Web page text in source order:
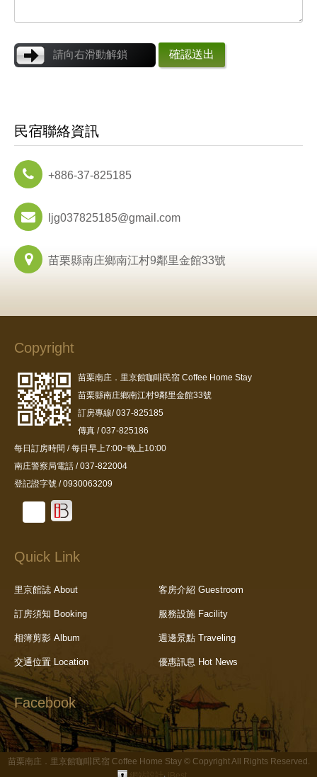
請向右滑動解鎖 確認送出
民宿聯絡資訊
+886-37-825185
ljg037825185@gmail.com
苗栗縣南庄鄉南江村9鄰里金館33號
Copyright
苗栗南庄．里京館咖啡民宿 Coffee Home Stay
苗栗縣南庄鄉南江村9鄰里金館33號
訂房專線/ 037-825185
傳真 / 037-825186
每日訂房時間 / 每日早上7:00~晚上10:00
南庄警察局電話 / 037-822004
登記證字號 / 0930063209
Quick Link
里京館誌 About 客房介紹 Guestroom
訂房須知 Booking 服務設施 Facility
相簿剪影 Album 週邊景點 Traveling
交通位置 Location 優惠訊息 Hot News
Facebook
苗栗南庄．里京館咖啡民宿 Coffee Home Stay © Copyright All Rights Reserved.